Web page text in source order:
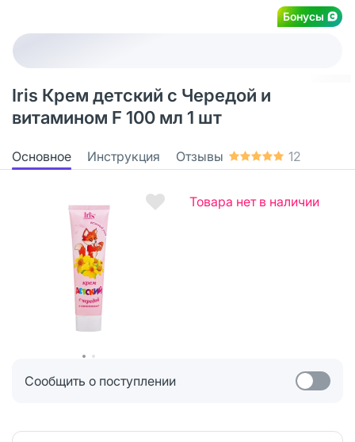
Бонусы
Iris Крем детский с Чередой и
витамином F 100 мл 1 шт
Основное Инструкция Отзывы 12
Товара нет в наличии
Сообщить о поступлении